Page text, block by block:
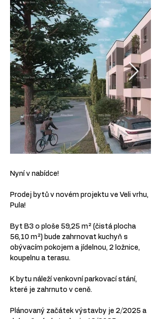
Nyní v nabídce!
Prodej bytů v novém projektu ve Veli vrhu,
Pula!
Byt B3 o ploše 59,25 m² (čistá plocha
56,10 m²) bude zahrnovat kuchyň s
obývacím pokojem a jídelnou, 2 ložnice,
koupelnu a terasu.
K bytu náleží venkovní parkovací stání,
které je zahrnuto v ceně.
Plánovaný začátek výstavby je 2/2025 a